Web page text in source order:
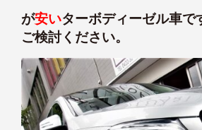
が安いターボディーゼル車で
ご検討ください。